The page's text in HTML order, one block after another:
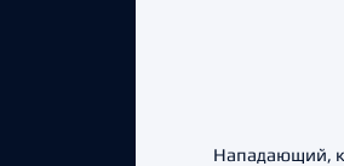
Нападающий,